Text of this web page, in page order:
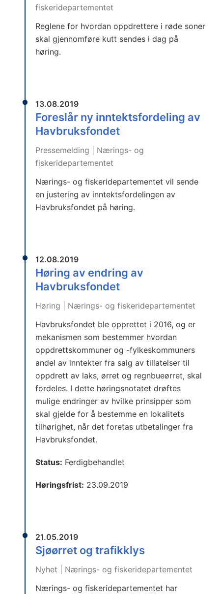
fiskeridepartementet
Reglene for hvordan oppdrettere i røde soner
skal gjennomføre kutt sendes i dag på
høring.
13.08.2019
Foreslår ny inntektsfordeling av
Havbruksfondet
Pressemelding | Nærings- og
fiskeridepartementet
Nærings- og fiskeridepartementet vil sende
en justering av inntektsfordelingen av
Havbruksfondet på høring.
12.08.2019
Høring av endring av
Havbruksfondet
Høring | Nærings- og fiskeridepartementet
Havbruksfondet ble opprettet i 2016, og er
mekanismen som bestemmer hvordan
oppdrettskommuner og -fylkeskommuners
andel av inntekter fra salg av tillatelser til
oppdrett av laks, ørret og regnbueørret, skal
fordeles. I dette høringsnotatet drøftes
mulige endringer av hvilke prinsipper som
skal gjelde for å bestemme en lokalitets
tilhørighet, når det foretas utbetalinger fra
Havbruksfondet.
Status: Ferdigbehandlet
Høringsfrist: 23.09.2019
21.05.2019
Sjøørret og trafikklys
Nyhet | Nærings- og fiskeridepartementet
Nærings- og fiskeridepartementet har